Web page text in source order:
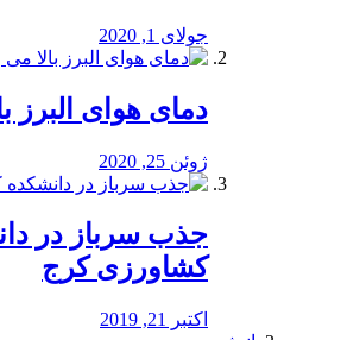
جولای 1, 2020
دمای هوای البرز
ژوئن 25, 2020
جذب سرباز در
کشاورزی کرج
اکتبر 21, 2019